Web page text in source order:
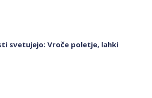
svetujejo: Vroče poletje, lahki